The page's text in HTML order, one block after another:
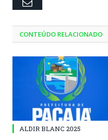
Email
CONTEÚDO RELACIONADO
ALDIR BLANC 2025